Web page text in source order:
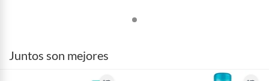
Juntos son mejores